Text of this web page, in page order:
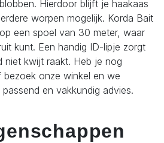
Hierdoor blijft je haakaas
worpen mogelijk. Korda Bait
een spoel van 30 meter, waar
kunt. Een handig ID-lipje zorgt
niet kwijt raakt. Heb je nog
onze winkel en we
en vakkundig advies.